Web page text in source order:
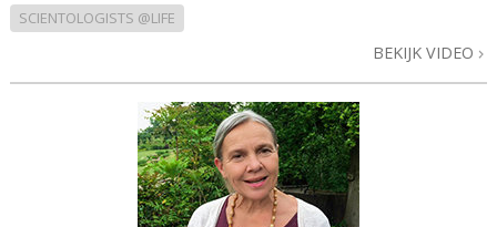
SCIENTOLOGISTS @LIFE
BEKIJK VIDEO